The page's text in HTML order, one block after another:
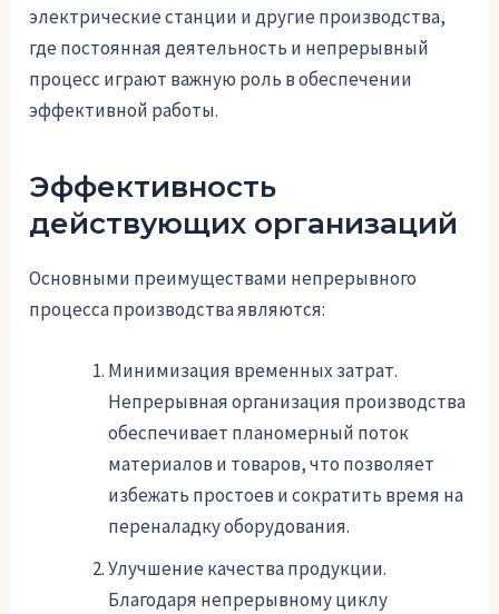
электрические станции и другие производства,
где постоянная деятельность и непрерывный
процесс играют важную роль в обеспечении
эффективной работы.
Эффективность
действующих организаций
Основными преимуществами непрерывного
процесса производства являются:
Минимизация временных затрат.
Непрерывная организация производства
обеспечивает планомерный поток
материалов и товаров, что позволяет
избежать простоев и сократить время на
переналадку оборудования.
Улучшение качества продукции.
Благодаря непрерывному циклу